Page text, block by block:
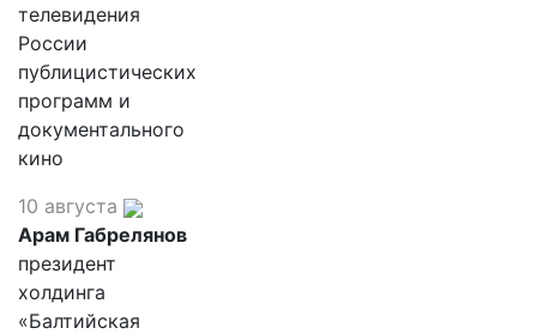
телевидения
России
публицистических
программ и
документального
кино
10 августа
Арам Габрелянов
президент
холдинга
«Балтийская